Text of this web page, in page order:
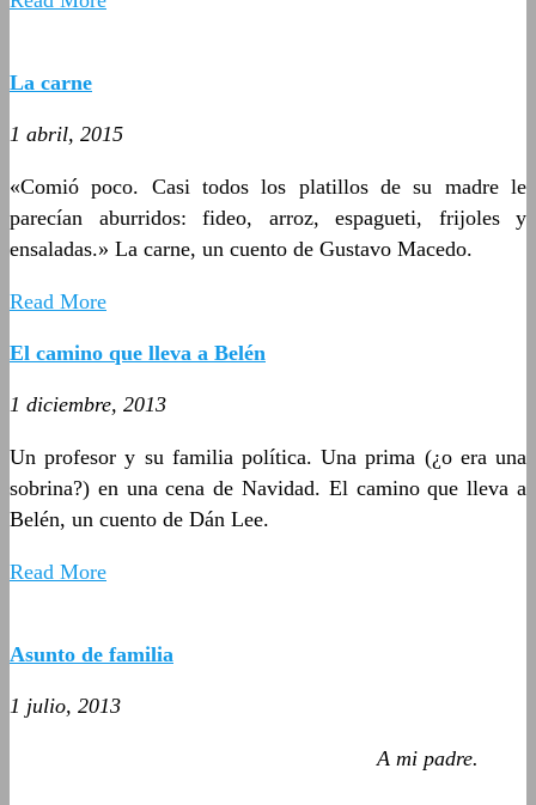
La carne
1 abril, 2015
«Comió poco. Casi todos los platillos de su madre le
parecían aburridos: fideo, arroz, espagueti, frijoles y
ensaladas.» La carne, un cuento de Gustavo Macedo.
Read More
El camino que lleva a Belén
1 diciembre, 2013
Un profesor y su familia política. Una prima (¿o era una
sobrina?) en una cena de Navidad. El camino que lleva a
Belén, un cuento de Dán Lee.
Read More
Asunto de familia
1 julio, 2013
A mi padre.